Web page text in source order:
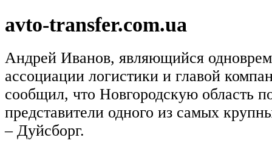
avto-transfer.com.ua
Андрей Иванов, являющийся
ассоциации логистики и главой
сообщил, что Новгородскую область
представители одного из самых
– Дуйсборг.